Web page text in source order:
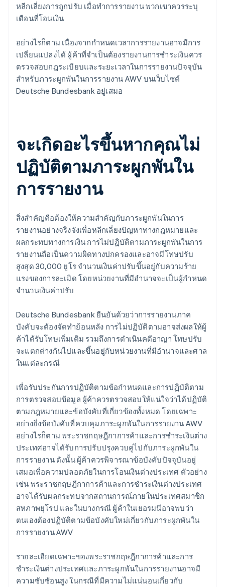
หลีกเลี่ยงการถูกปรับ เมื่อทำการรายงาน พวกเขาควรระบุ
เดือนที่โอนเงิน
อย่างไรก็ตาม เนื่องจากกำหนดเวลาการรายงานอาจมีการ
เปลี่ยนแปลงได้ ผู้ค้าที่จำเป็นต้องรายงานการชำระเงินควร
ตรวจสอบกฎระเบียบและระยะเวลาในการรายงานปัจจุบัน
สำหรับภาระผูกพันในการรายงาน AWV บนเว็บไซต์
Deutsche Bundesbank อยู่เสมอ
จะเกิดอะไรขึ้นหากคุณไม่
ปฏิบัติตามภาระผูกพันใน
การรายงาน
สิ่งสำคัญคือต้องให้ความสำคัญกับภาระผูกพันในการ
รายงานอย่างจริงจังเพื่อหลีกเลี่ยงปัญหาทางกฎหมายและ
ผลกระทบทางการเงิน การไม่ปฏิบัติตามภาระผูกพันในการ
รายงานถือเป็นความผิดทางปกครองและอาจมีโทษปรับ
สูงสุด 30,000 ยูโร จำนวนเงินค่าปรับขึ้นอยู่กับความร้าย
แรงของการละเมิด โดยหน่วยงานที่มีอำนาจจะเป็นผู้กำหนด
จำนวนเงินค่าปรับ
Deutsche Bundesbank ยืนยันด้วยว่าการรายงานภาค
บังคับจะต้องจัดทำย้อนหลัง การไม่ปฏิบัติตามอาจส่งผลให้ผู้
ค้าได้รับโทษเพิ่มเติม รวมถึงการดำเนินคดีอาญา โทษปรับ
จะแตกต่างกันไปและขึ้นอยู่กับหน่วยงานที่มีอำนาจและศาล
ในแต่ละกรณี
เพื่อรับประกันการปฏิบัติตามข้อกำหนดและการปฏิบัติตาม
การตรวจสอบข้อมูล ผู้ค้าควรตรวจสอบให้แน่ใจว่าได้ปฏิบัติ
ตามกฎหมายและข้อบังคับที่เกี่ยวข้องทั้งหมด โดยเฉพาะ
อย่างยิ่งข้อบังคับที่ควบคุมภาระผูกพันในการรายงาน AWV
อย่างไรก็ตาม พระราชกฤษฎีกาการค้าและการชำระเงินต่าง
ประเทศอาจได้รับการปรับปรุงควบคู่ไปกับภาระผูกพันใน
การรายงาน ดังนั้น ผู้ค้าควรพิจารณาข้อบังคับปัจจุบันอยู่
เสมอเพื่อความปลอดภัยในการโอนเงินต่างประเทศ ตัวอย่าง
เช่น พระราชกฤษฎีกาการค้าและการชำระเงินต่างประเทศ
อาจได้รับผลกระทบจากสถานการณ์ภายในประเทศสมาชิก
สหภาพยุโรป และในบางกรณี ผู้ค้าในเยอรมนีอาจพบว่า
ตนเองต้องปฏิบัติตามข้อบังคับใหม่เกี่ยวกับภาระผูกพันใน
การรายงาน AWV
รายละเอียดเฉพาะของพระราชกฤษฎีกาการค้าและการ
ชำระเงินต่างประเทศและภาระผูกพันในการรายงานอาจมี
ความซับซ้อนสูง ในกรณีที่มีความไม่แน่นอนเกี่ยวกับ